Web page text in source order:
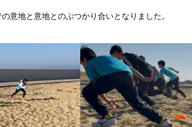
意地と意地とのぶつかり合いとなりました。